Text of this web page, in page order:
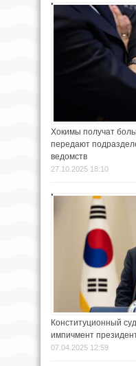
Хокимы получат
передают
ведомств
27.10.2025 18:10
Конституционный
импичмент
07.04.2025 12:59